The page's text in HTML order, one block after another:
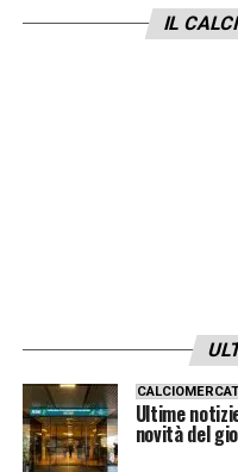
LA PLAYLIST
IL
Ultime
novità del